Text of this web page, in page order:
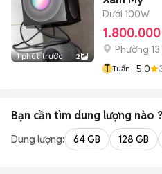
1 phút trước 2
Dưới 100W
Phường 13
T Tuấn 5.0
Bạn cần tìm dung lượng nào ?
Dung lượng: 64 GB 128 GB